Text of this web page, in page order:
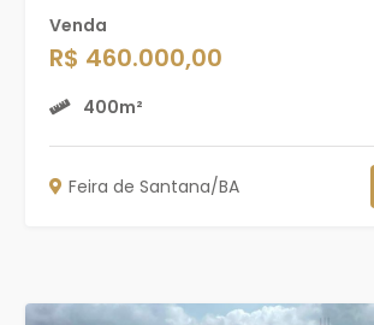
Venda
R$ 460.000,00
400m²
Feira de Santana/BA